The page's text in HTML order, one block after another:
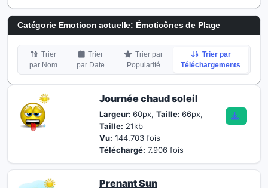
Catégorie Emoticon actuelle: Émoticônes de Plage
Trier
par Nom
Trier
par Date
Trier par
Popularité
Trier par
Téléchargements
Journée chaud soleil
Largeur: 60px, Taille: 66px,
Taille: 21kb
Vu: 144.703 fois
Téléchargé: 7.906 fois
Prenant Sun